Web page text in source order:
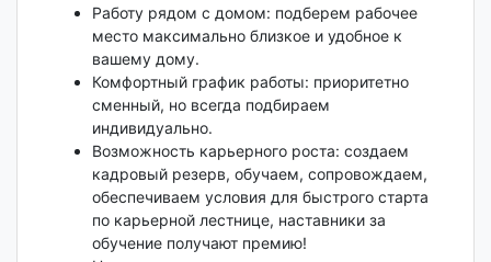
Работу рядом с домом: подберем рабочее
место максимально близкое и удобное к
вашему дому.
Комфортный график работы: приоритетно
сменный, но всегда подбираем
индивидуально.
Возможность карьерного роста: создаем
кадровый резерв, обучаем, сопровождаем,
обеспечиваем условия для быстрого старта
по карьерной лестнице, наставники за
обучение получают премию!